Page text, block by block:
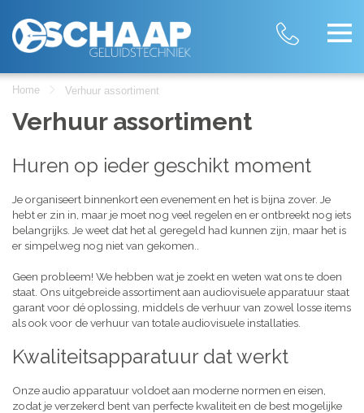
Home Verhuur assortiment
Verhuur assortiment
Huren op ieder geschikt moment
Je organiseert binnenkort een evenement en het is bijna zover. Je
hebt er zin in, maar je moet nog veel regelen en er ontbreekt nog iets
belangrijks. Je weet dat het al geregeld had kunnen zijn, maar het is
er simpelweg nog niet van gekomen..
Geen probleem! We hebben wat je zoekt en weten wat ons te doen
staat. Ons uitgebreide assortiment aan audiovisuele apparatuur staat
garant voor dé oplossing, middels de verhuur van zowel losse items
als ook voor de verhuur van totale audiovisuele installaties.
Kwaliteitsapparatuur dat werkt
Onze audio apparatuur voldoet aan moderne normen en eisen,
zodat je verzekerd bent van perfecte kwaliteit en de best mogelijke